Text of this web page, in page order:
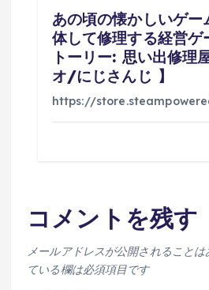
あの頃の懐かしいゲー
体して修理する経営ゲ
トーリー: 思い出修理
オ/にじさんじ 】
https://
コメントを残す
メールアドレスが公開されることは
ている欄は必須項目です